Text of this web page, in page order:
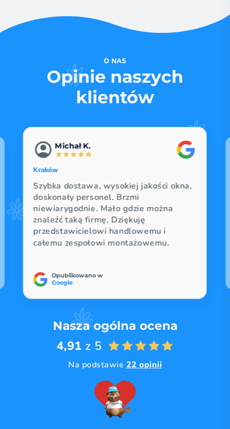
O NAS
Opinie naszych
klientów
Michał K.
Kraków
Szybka dostawa, wysokiej jakości okna,
doskonały personel. Brzmi
niewiarygodnie. Mało gdzie można
znaleźć taką firmę. Dziękuję
przedstawicielowi handlowemu i
całemu zespołowi montażowemu.
Opublikowano w
Google
Nasza ogólna ocena
4,91 z 5
Na podstawie 22 opinii